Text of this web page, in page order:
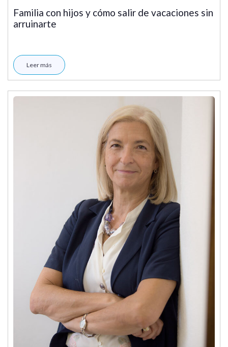
Familia con hijos y cómo salir de vacaciones sin
arruinarte
Leer más